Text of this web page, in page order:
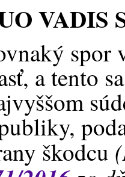
VADIS
spor
a tento
škodcu